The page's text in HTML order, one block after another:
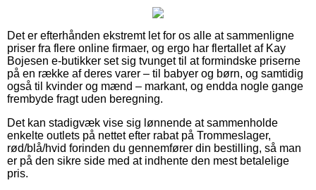
Det er efterhånden ekstremt let for os alle at sammenligne
priser fra flere online firmaer, og ergo har flertallet af Kay
Bojesen e-butikker set sig tvunget til at formindske priserne
på en række af deres varer – til babyer og børn, og samtidig
også til kvinder og mænd – markant, og endda nogle gange
frembyde fragt uden beregning.
Det kan stadigvæk vise sig lønnende at sammenholde
enkelte outlets på nettet efter rabat på Trommeslager,
rød/blå/hvid forinden du gennemfører din bestilling, så man
er på den sikre side med at indhente den mest betalelige
pris.